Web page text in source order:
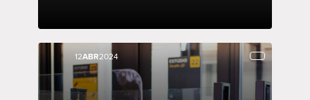
12ABR2024
12ABR2024